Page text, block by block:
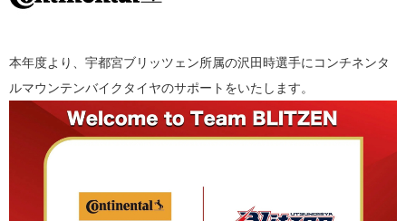
本年度より、宇都宮ブリッツェン所属の沢田時選手にコンチネンタ
ルマウンテンバイクタイヤのサポートをいたします。